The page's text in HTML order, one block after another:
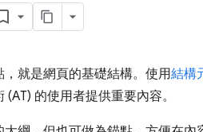
就是網頁的基礎結構。使用結構
的使用者提供重要內容。